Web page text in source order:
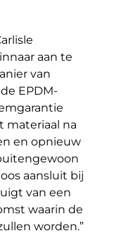
aan te
van
EPDM-
materiaal na
en opnieuw
aansluit bij
van een
waarin de
worden.”